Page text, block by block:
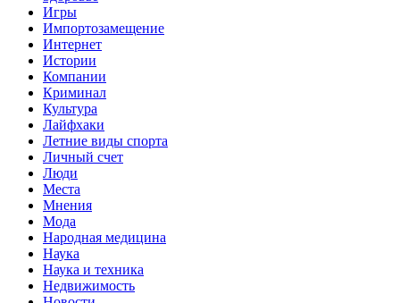
Игры
Импортозамещение
Интернет
Истории
Компании
Криминал
Культура
Лайфхаки
Летние виды спорта
Личный счет
Люди
Места
Мнения
Мода
Народная медицина
Наука
Наука и техника
Недвижимость